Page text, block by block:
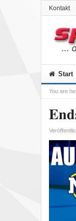
Kontakt
Start
You are